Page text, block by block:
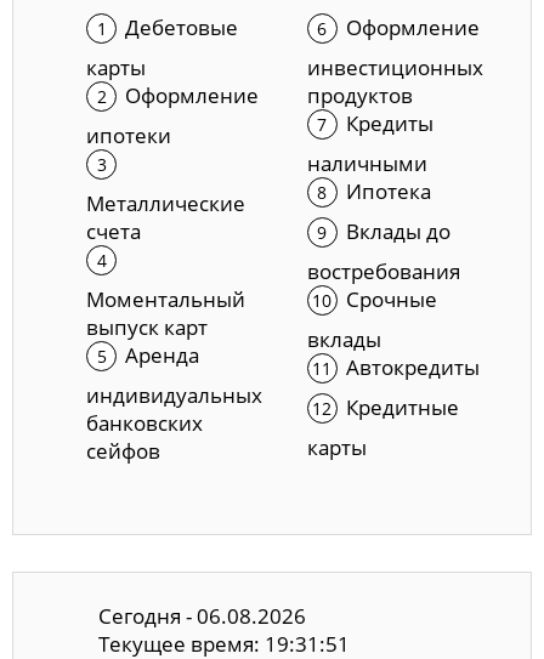
Дебетовые
карты
Оформление
ипотеки
Металлические
счета
Моментальный
выпуск карт
Аренда
индивидуальных
банковских
сейфов
Оформление
инвестиционных
продуктов
Кредиты
наличными
Ипотека
Вклады до
востребования
Срочные
вклады
Автокредиты
Кредитные
карты
Сегодня - 06.08.2026
Текущее время: 19:31:51